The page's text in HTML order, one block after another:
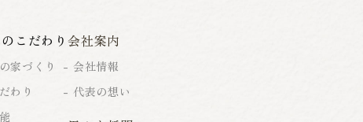
こだわり
家づくり
わり
会社案内
会社情報
代表の想い